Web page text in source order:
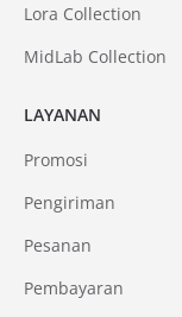
LAYANAN
Promosi
Pengiriman
Pesanan
Pembayaran
Lora Collection
MidLab Collection